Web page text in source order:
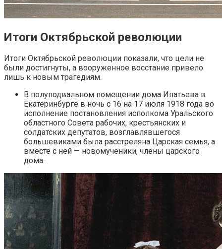
Итоги Октябрьской революции
Итоги Октябрьской революции показали, что цели не
были достигнуты, а вооруженное восстание привело
лишь к новым трагедиям.
В полуподвальном помещении дома Ипатьева в
Екатеринбурге в ночь с 16 на 17 июля 1918 года во
исполнение постановления исполкома Уральского
областного Совета рабочих, крестьянских и
солдатских депутатов, возглавлявшегося
большевиками была расстреляна Царская семья, а
вместе с ней — новомученики, члены царского
дома.